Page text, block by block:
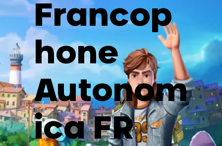
Francop
hone
Autonom
ica FR